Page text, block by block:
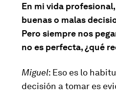
En mi vida
buenas o malas
Pero siempre nos
no es perfecta, ¿qué
Miguel: Eso es lo
decisión a tomar es